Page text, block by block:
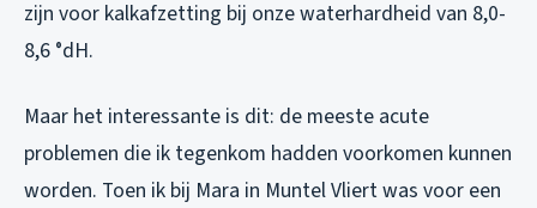
zijn voor kalkafzetting bij onze waterhardheid van 8,0-
8,6 °dH.
Maar het interessante is dit: de meeste acute
problemen die ik tegenkom hadden voorkomen kunnen
worden. Toen ik bij Mara in Muntel Vliert was voor een